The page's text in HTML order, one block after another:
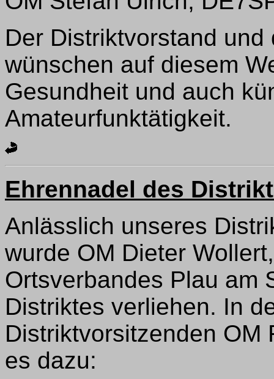
Der Distriktvorstand
wünschen auf diesem
Gesundheit und auch
Amateurfunktätigkeit.
Ehrennadel des
Anlässlich unseres
wurde OM Dieter
Ortsverbandes Plau am
Distriktes verliehen. In
Distriktvorsitzenden OM
es dazu: